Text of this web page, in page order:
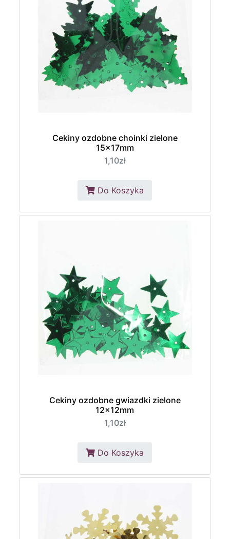
Cekiny ozdobne choinki zielone
15x17mm
1,10zł
Do Koszyka
Cekiny ozdobne gwiazdki zielone
12x12mm
1,10zł
Do Koszyka